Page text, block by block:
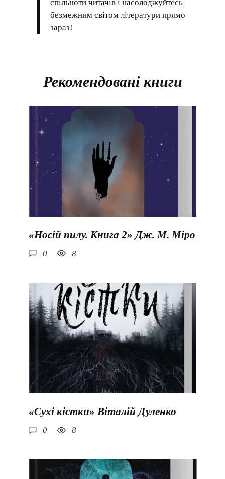
спільноти читачів і насолоджуйтесь
безмежним світом літератури прямо
зараз!
Рекомендовані книги
«Носій пилу. Книга 2» Дж. М. Міро
0 8
«Сухі кістки» Віталій Дуленко
0 8